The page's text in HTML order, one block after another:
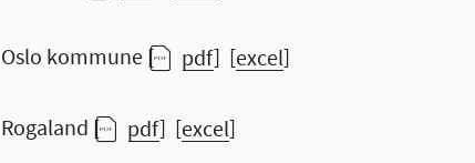
Oslo kommune [ pdf] [excel]
Rogaland [ pdf] [excel]